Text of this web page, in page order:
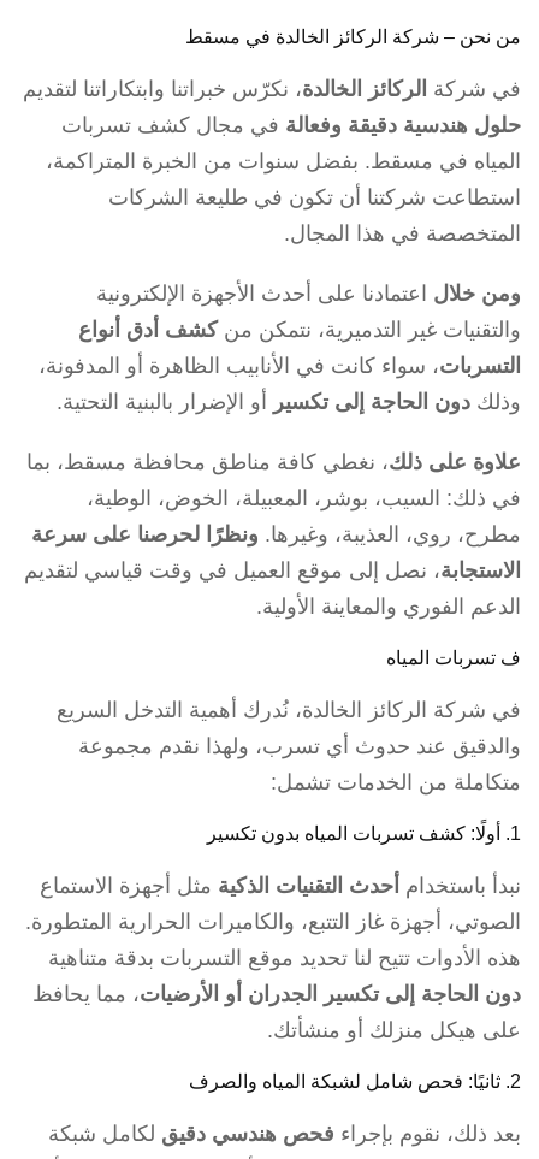
من نحن – شركة الركائز الخالدة في مسقط
في شركة الركائز الخالدة، نكرّس خبراتنا وابتكاراتنا لتقديم
حلول هندسية دقيقة وفعالة في مجال كشف تسربات
المياه في مسقط. بفضل سنوات من الخبرة المتراكمة،
استطاعت شركتنا أن تكون في طليعة الشركات
المتخصصة في هذا المجال.
ومن خلال اعتمادنا على أحدث الأجهزة الإلكترونية
والتقنيات غير التدميرية، نتمكن منكشف أدق أنواع
التسربات، سواء كانت في الأنابيب الظاهرة أو المدفونة،
وذلك دون الحاجة إلى تكسير أو الإضرار بالبنية التحتية.
علاوة على ذلك، نغطي كافة مناطق محافظة مسقط، بما
في ذلك: السيب، بوشر، المعبيلة، الخوض، الوطية،
مطرح، روي، العذيبة، وغيرها. ونظرًا لحرصنا على سرعة
الاستجابة، نصل إلى موقع العميل في وقت قياسي لتقديم
الدعم الفوري والمعاينة الأولية.
ف تسربات المياه
في شركة الركائز الخالدة، نُدرك أهمية التدخل السريع
والدقيق عند حدوث أي تسرب، ولهذا نقدم مجموعة
متكاملة من الخدمات تشمل:
1. أولًا: كشف تسربات المياه بدون تكسير
نبدأ باستخدام أحدث التقنيات الذكية مثل أجهزة الاستماع
الصوتي، أجهزة غاز التتبع، والكاميرات الحرارية المتطورة.
هذه الأدوات تتيح لنا تحديد موقع التسربات بدقة متناهية
دون الحاجة إلى تكسير الجدران أو الأرضيات، مما يحافظ
على هيكل منزلك أو منشأتك.
2. ثانيًا: فحص شامل لشبكة المياه والصرف
بعد ذلك، نقوم بإجراء فحص هندسي دقيق لكامل شبكة